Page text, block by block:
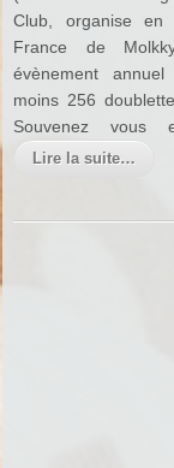
Club, organise en
France de
évènement
moins 256
Souvenez
Lire la suite…